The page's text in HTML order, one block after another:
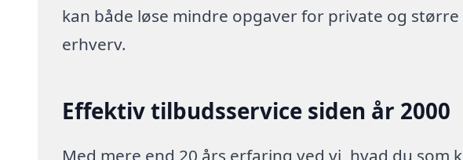
kan både løse mindre opgaver for private og
erhverv.
Effektiv tilbudsservice siden år 2000
Med mere end 20 års erfaring ved vi, hvad du som